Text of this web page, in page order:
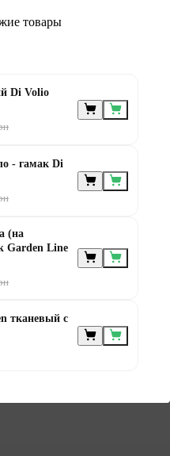
товары
Di Volio
- гамак Di
(на
Garden Line
тканевый с